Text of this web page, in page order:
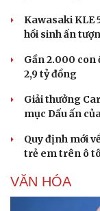
Kawasaki KLE
hồi sinh ấn
Gần 2.000
2,9 tỷ đồng
Giải thưởng
mục Dấu ấn
Quy định mới
trẻ em trên ô
VĂN HÓA